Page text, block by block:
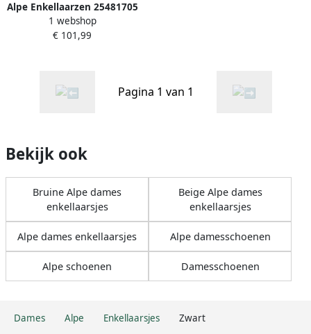
Dames Alpe Enkellaarsjes Zwart
Alpe Enkellaarzen 25481705
2548
1 webshop
€ 101,99
Pagina 1 van 1
Bekijk ook
Bruine Alpe dames
enkellaarsjes
Beige Alpe dames
enkellaarsjes
Alpe dames enkellaarsjes Alpe damesschoenen
Alpe schoenen Damesschoenen